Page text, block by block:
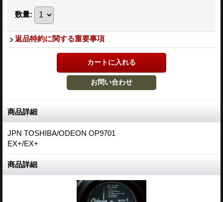
数量:
返品特約に関する重要事項
商品詳細
JPN TOSHIBA/ODEON OP9701
EX+/EX+
商品詳細